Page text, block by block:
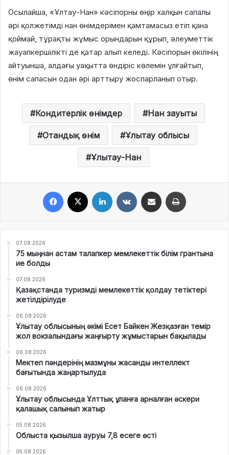
Осылайша, «Ұлтау-Нан» кәсіпорны өңір халқын сапалы
әрі қолжетімді нан өнімдерімен қамтамасыз етіп қана
қоймай, тұрақты жұмыс орындарын құрып, әлеуметтік
жауапкершілікті де қатар алып келеді. Кәсіпорын өкілінің
айтуынша, алдағы уақытта өндіріс көлемін ұлғайтып,
өнім сапасын одан әрі арттыру жоспарланып отыр.
Кондитерлік өнімдер Нан зауыты
Отандық өнім Ұлытау облысы
Ұлытау-Нан
07.08.2026
75 мыңнан астам талапкер мемлекеттік білім грантына
ие болды
07.08.2026
Қазақстанда туризмді мемлекеттік қолдау тетіктері
жетілдірілуде
06.08.2026
Ұлытау облысының әкімі Есет Байкен Жезқазған темір
жол вокзалындағы жаңғырту жұмыстарын бақылады
06.08.2026
Мектеп пәндерінің мазмұны жасанды интеллект
бағытында жаңартылуда
06.08.2026
Ұлытау облысында Ұлттық ұланға арналған әскери
қалашық салынып жатыр
05.08.2026
Облыста қызылша ауруы 7,8 есеге өсті
05.08.2026